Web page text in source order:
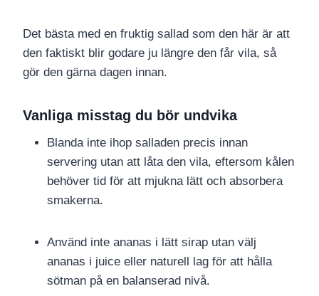
Det bästa med en fruktig sallad som den här är att
den faktiskt blir godare ju längre den får vila, så
gör den gärna dagen innan.
Vanliga misstag du bör undvika
Blanda inte ihop salladen precis innan
servering utan att låta den vila, eftersom kålen
behöver tid för att mjukna lätt och absorbera
smakerna.
Använd inte ananas i lätt sirap utan välj
ananas i juice eller naturell lag för att hålla
sötman på en balanserad nivå.